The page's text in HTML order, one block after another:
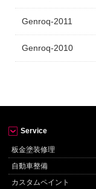
Genroq-2011
Genroq-2010
Service
板金塗装修理
自動車整備
カスタムペイント